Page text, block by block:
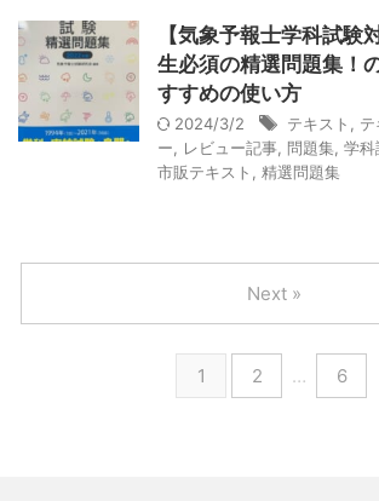
【気象予報士学科試験
生必須の精選問題集！
すすめの使い方
2024/3/2 テキスト
ー
レビュー記事 問題集 学科
市販テキスト
精選問題集
1 2 … 6
Next »